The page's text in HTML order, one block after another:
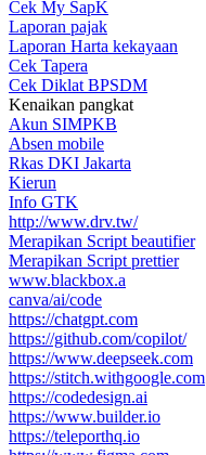
Cek My SapK
Laporan pajak
Laporan Harta kekayaan
Cek Tapera
Cek Diklat BPSDM
Kenaikan pangkat
Akun SIMPKB
Absen mobile
Rkas DKI Jakarta
Kierun
Info GTK
http://www.drv.tw/
Merapikan Script beautifier
Merapikan Script prettier
www.blackbox.a
canva/ai/code
https://chatgpt.com
https://github.com/copilot/
https://www.deepseek.com
https://stitch.withgoogle.com
https://codedesign.ai
https://www.builder.io
https://teleporthq.io